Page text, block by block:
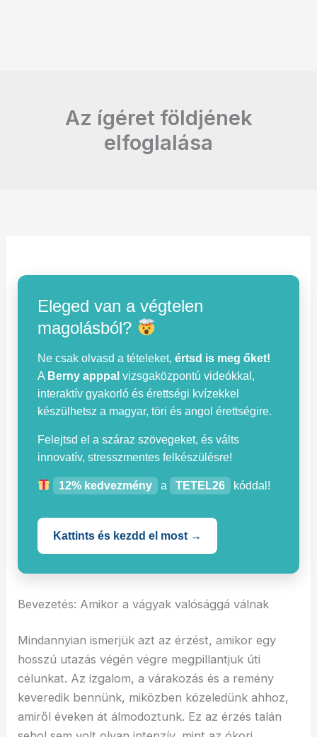
Az ígéret földjének
elfoglalása
Eleged van a végtelen
magolásból?
Ne csak olvasd a tételeket,értsd is meg őket!
A Berny apppal vizsgaközpontú videókkal,
interaktív gyakorló és érettségi kvízekkel
készülhetsz a magyar, töri és angol érettségire.
Felejtsd el a száraz szövegeket, és válts
innovatív, stresszmentes felkészülésre!
12% kedvezmény a TETEL26 kóddal!
Kattints és kezdd el most →
Bevezetés: Amikor a vágyak valósággá válnak
Mindannyian ismerjük azt az érzést, amikor egy
hosszú utazás végén végre megpillantjuk úti
célunkat. Az izgalom, a várakozás és a remény
keveredik bennünk, miközben közeledünk ahhoz,
amiről éveken át álmodoztunk. Ez az érzés talán